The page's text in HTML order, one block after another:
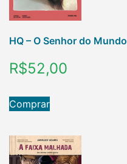
HQ – O Senhor do Mundo
R$52,00
Comprar